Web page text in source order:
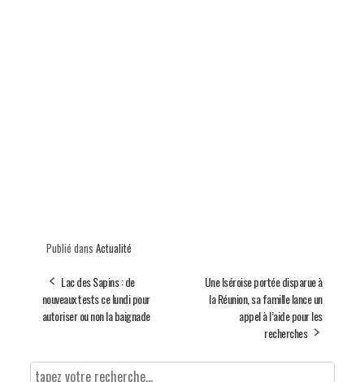
Publié dans Actualité
Lac des Sapins : de
nouveaux tests ce lundi pour
autoriser ou non la baignade
Une Iséroise portée disparue à
la Réunion, sa famille lance un
appel à l’aide pour les
recherches